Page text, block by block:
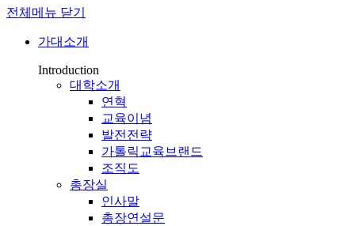
전체메뉴 닫기
가대소개
Introduction
대학소개
연혁
교육이념
발전전략
가톨릭교육브랜드
조직도
총장실
인사말
총장연설문